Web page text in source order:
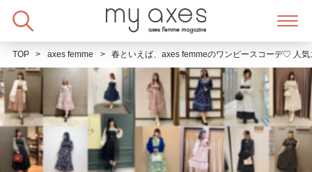
TOP axes femme 春といえば、axes femmeのワンピースコーデ♡ 人